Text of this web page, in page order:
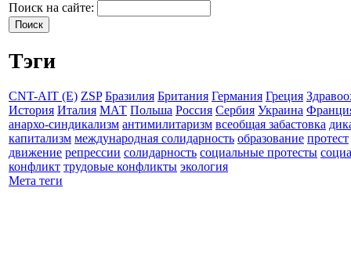
Поиск на сайте:
Тэги
CNT-AIT (E) ZSP Бразилия Британия Германия Греция
История Италия МАТ Польша Россия Сербия Украина
анархо-синдикализм антимилитаризм всеобщая забастовка
капитализм международная солидарность образование протест
движение репрессии солидарность социальные протесты
конфликт трудовые конфликты экология
Мета теги